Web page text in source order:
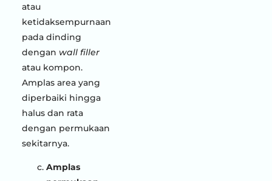
atau
ketidaksempurnaan
pada dinding
dengan wall filler
atau kompon.
Amplas area yang
diperbaiki hingga
halus dan rata
dengan permukaan
sekitarnya.
Amplas